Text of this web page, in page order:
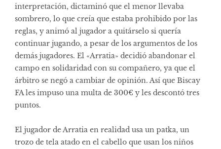
interpretación, dictaminó que el menor llevaba
sombrero, lo que creía que estaba prohibido por las
reglas, y animó al jugador a quitárselo si quería
continuar jugando, a pesar de los argumentos de los
demás jugadores. El «Arratia» decidió abandonar el
campo en solidaridad con su compañero, ya que el
árbitro se negó a cambiar de opinión. Así que Biscay
FA les impuso una multa de 300€ y les descontó tres
puntos.
El jugador de Arratia en realidad usa un patka, un
trozo de tela atado en el cabello que usan los niños